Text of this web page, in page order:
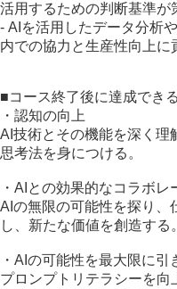
活用するための判断基準が
- AIを活用したデータ分析
内での協力と生産性向上に
■コース終了後に達成でき
・認知の向上
AI技術とその機能を深く理
思考法を身につける。
・AIとの効果的なコラボレ
AIの無限の可能性を探り、
し、新たな価値を創造する。
・AIの可能性を最大限に引
プロンプトリテラシーを向